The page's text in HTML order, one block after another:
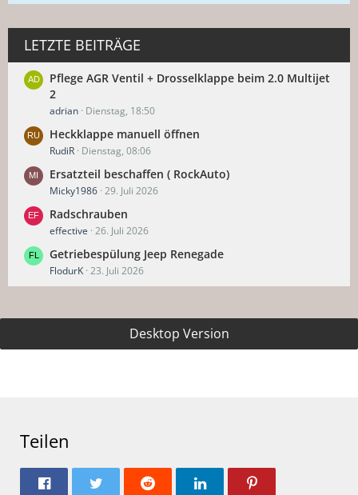
LETZTE BEITRÄGE
Pflege AGR Ventil + Drosselklappe beim 2.0 Multijet
2
adrian Dienstag, 18:50
Heckklappe manuell öffnen
RudiR Dienstag, 08:06
Ersatzteil beschaffen ( RockAuto)
Micky1986 29. Juli 2026
Radschrauben
effective 26. Juli 2026
Getriebespülung Jeep Renegade
FlodurK 23. Juli 2026
Desktop Version
Teilen